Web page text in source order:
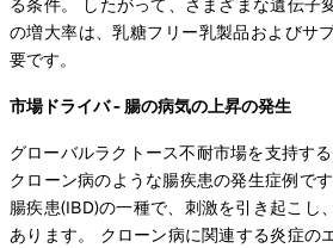
の増大率は、乳糖フリー乳製品およびサ
要です。
市場ドライバ - 腸の病気の上昇の発生
グローバルラクトース不耐市場を支持する
クローン病のような腸疾患の発生症例で
腸疾患(IBD)の一種で、刺激を引き起こし
あります。 クローン病に関連する炎症の